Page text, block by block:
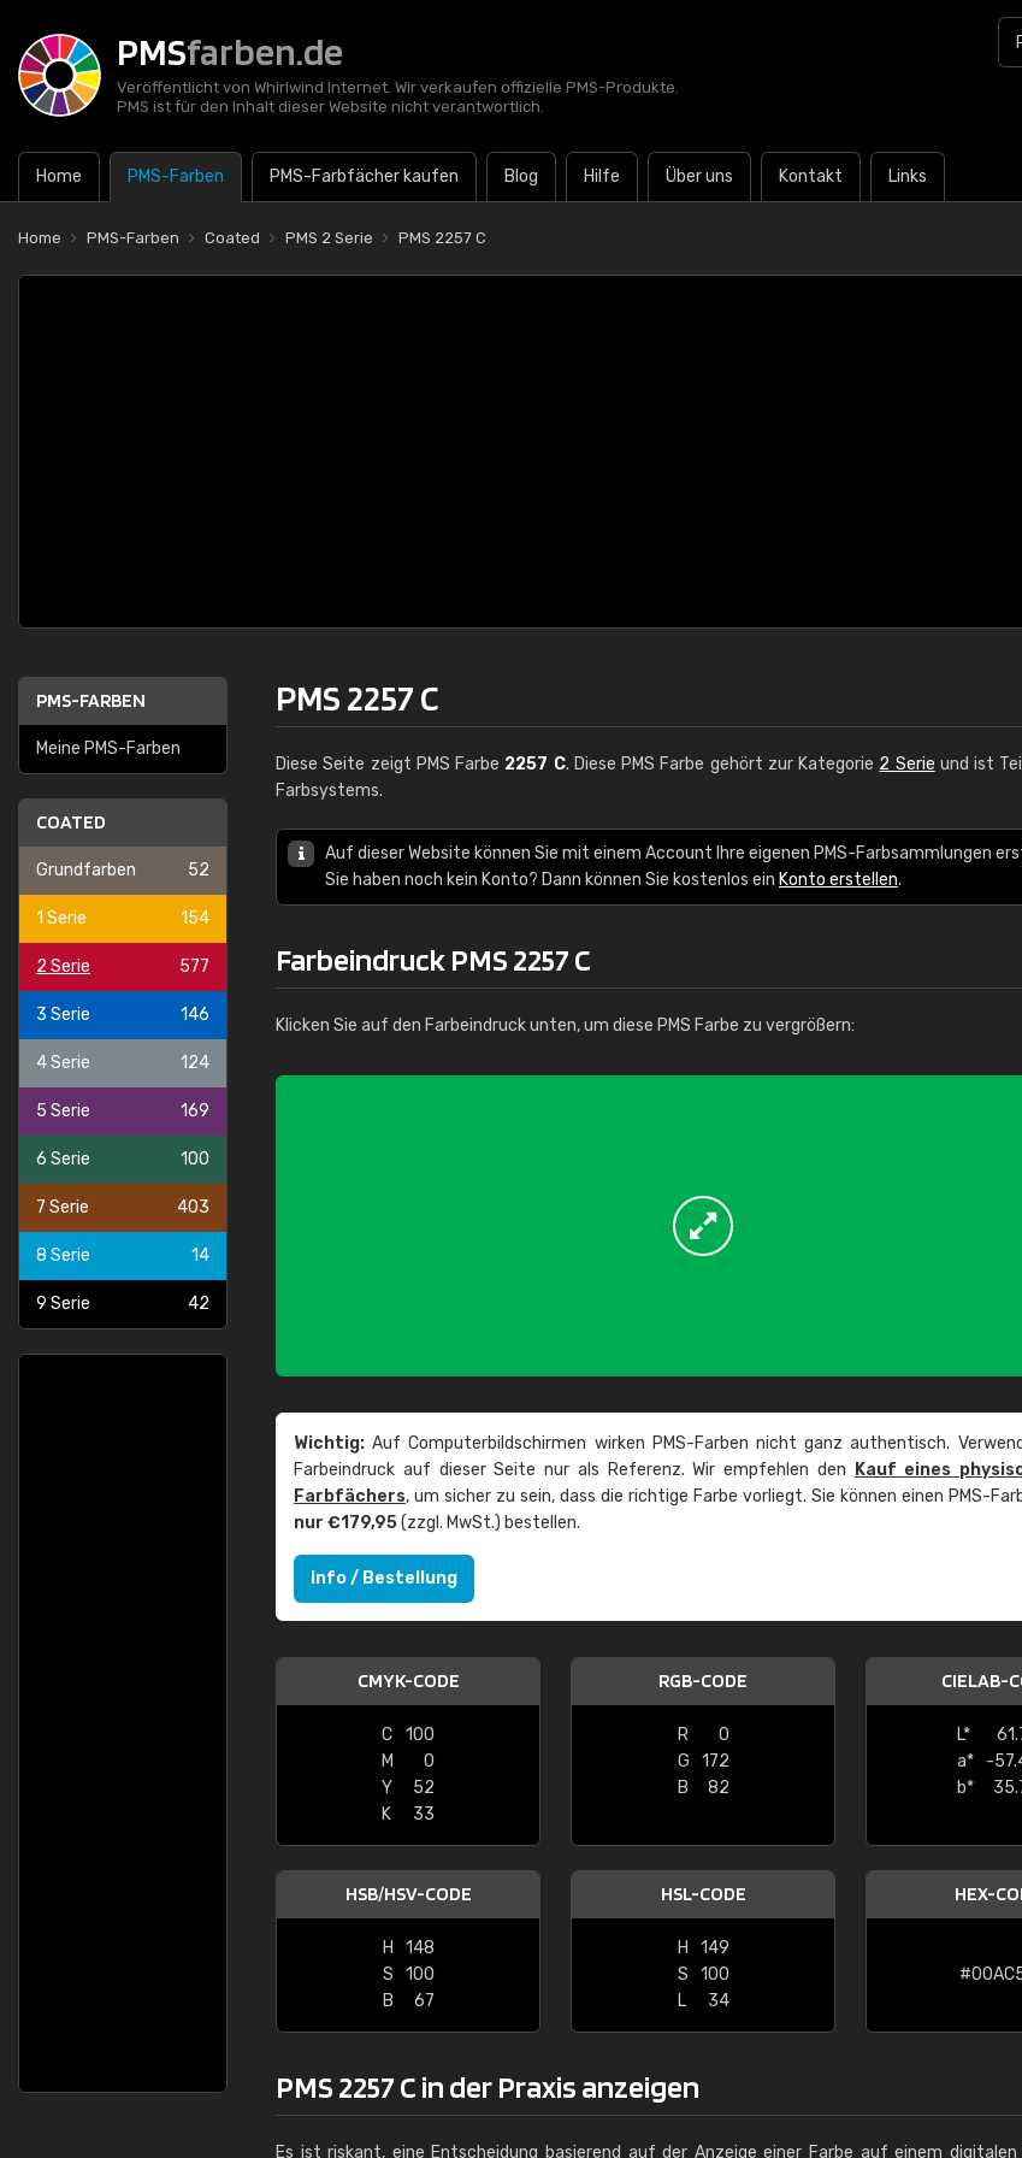
PMSfarben.de
Veröffentlicht von Whirlwind Internet. Wir verkaufen offizielle PMS-Produkte.
PMS ist für den Inhalt dieser Website nicht verantwortlich.
Home PMS-Farben PMS-Farbfächer kaufen Blog Hilfe Über uns Kontakt Links
Home PMS-Farben Coated PMS 2 Serie PMS 2257 C
PMS-FARBEN
Meine PMS-Farben
COATED
Grundfarben 52
1 Serie 154
2 Serie 577
3 Serie 146
4 Serie 124
5 Serie 169
6 Serie 100
7 Serie 403
8 Serie 14
9 Serie 42
PMS 2257 C
Diese Seite zeigt PMS Farbe 2257 C. Diese PMS Farbe gehört zur Kategorie 2 Serie und ist
Farbsystems.
Auf dieser Website können Sie mit einem Account Ihre eigenen PMS-Farbsammlungen
Sie haben noch kein Konto? Dann können Sie kostenlos ein Konto erstellen.
Farbeindruck PMS 2257 C
Klicken Sie auf den Farbeindruck unten, um diese PMS Farbe zu vergrößern:
Wichtig: Auf Computerbildschirmen wirken PMS-Farben nicht ganz authentisch.
Farbeindruck auf dieser Seite nur als Referenz. Wir empfehlen den
Kauf eines
Farbfächers, um sicher zu sein, dass die richtige Farbe vorliegt. Sie können einen PMS-
nur €179,95(zzgl. MwSt.) bestellen.
Info / Bestellung
CMYK-CODE
C
100
M
0
Y
52
K
33
RGB-CODE
R
0
G
172
B
82
CIELAB-
L*
a*
-
b*
HSB/HSV-CODE
H
148
S
100
B
67
HSL-CODE
H
149
S
100
L
34
HEX-
PMS 2257 C in der Praxis anzeigen
Es ist riskant, eine Entscheidung basierend auf der Anzeige einer Farbe auf einem digitalen
"Alles so, wie man es sich
schnelle Lieferung."